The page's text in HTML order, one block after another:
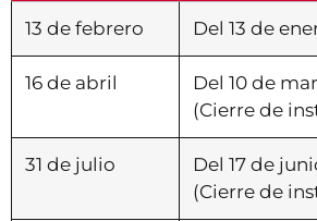
13 de febrero Del 13 de
16 de abril
Del 10 de
(Cierre de
31 de julio
Del 17 de
(Cierre de